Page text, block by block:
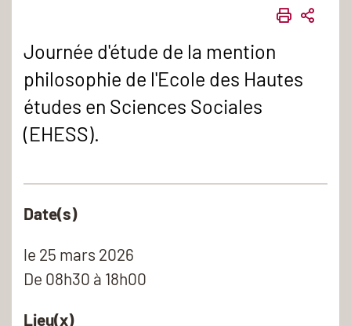
Journée d'étude de la mention
philosophie de l'Ecole des Hautes
études en Sciences Sociales
(EHESS).
Date(s)
le 25 mars 2026
De 08h30 à 18h00
Lieu(x)